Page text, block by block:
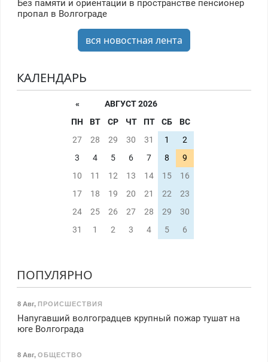
Без памяти и ориентации в пространстве пенсионер
пропал в Волгограде
вся новостная лента
КАЛЕНДАРЬ
«
АВГУСТ 2026
ПН
ВТ СР ЧТ ПТ СБ
ВС
27
28 29 30 31 1
2
3
4 5 6 7 8
9
10
11 12 13 14 15
16
17
18 19 20 21 22
23
24
25 26 27 28 29
30
31
1 2 3 4 5 6
ПОПУЛЯРНО
8 Авг, ПРОИСШЕСТВИЯ
Напугавший волгоградцев крупный пожар тушат на
юге Волгограда
8 Авг, ОБЩЕСТВО